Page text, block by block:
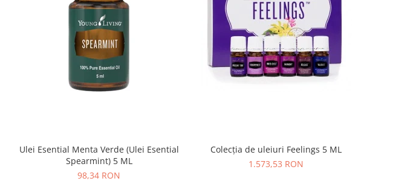
Ulei Esential Menta Verde (Ulei Esential
Spearmint) 5 ML
98,34 RON
Colecția de uleiuri Feelings 5 ML
1.573,53 RON